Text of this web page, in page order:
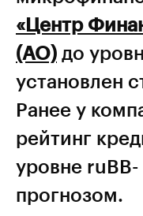
«Центр
(АО) до
установлен
Ранее у
рейтинг
уровне
прогнозом.